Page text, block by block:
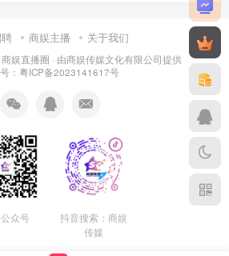
商娱主播 关于我们
商娱直播圈 · 由商娱传媒文化有限公司提供
：粤ICP备2023141617号
众号
抖音搜索：商娱
传媒